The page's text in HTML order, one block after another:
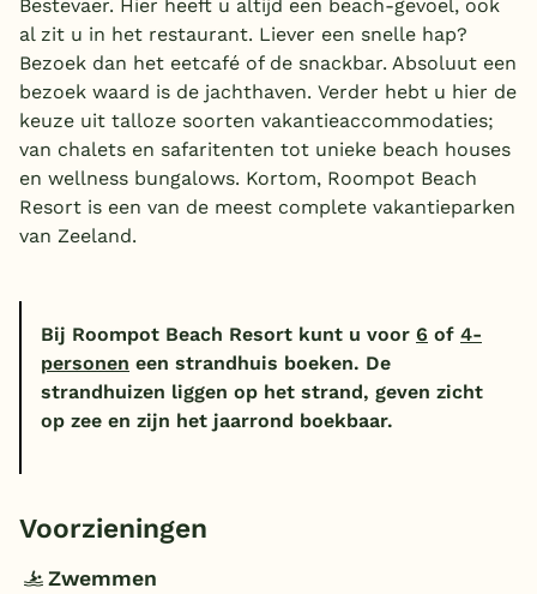
Bestevaer. Hier heeft u altijd een beach-gevoel, ook
al zit u in het restaurant. Liever een snelle hap?
Bezoek dan het eetcafé of de snackbar. Absoluut een
bezoek waard is de jachthaven. Verder hebt u hier de
keuze uit talloze soorten vakantieaccommodaties;
van chalets en safaritenten tot unieke beach houses
en wellness bungalows. Kortom, Roompot Beach
Resort is een van de meest complete vakantieparken
van Zeeland.
Bij Roompot Beach Resort kunt u voor 6 of 4-
personen een strandhuis boeken. De
strandhuizen liggen op het strand, geven zicht
op zee en zijn het jaarrond boekbaar.
Voorzieningen
Zwemmen